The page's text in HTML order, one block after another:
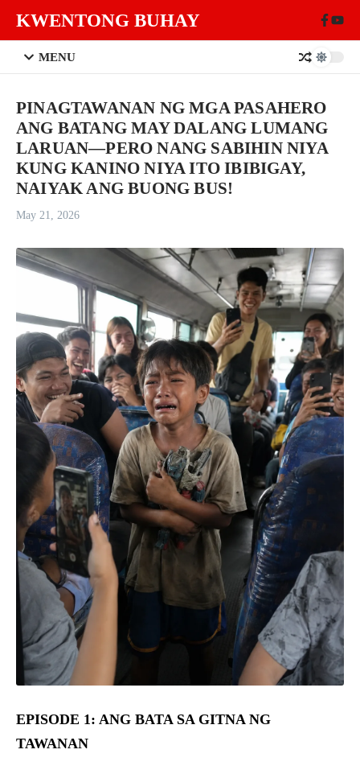
KWENTONG BUHAY
MENU
PINAGTAWANAN NG MGA PASAHERO
ANG BATANG MAY DALANG LUMANG
LARUAN—PERO NANG SABIHIN NIYA
KUNG KANINO NIYA ITO IBIBIGAY,
NAIYAK ANG BUONG BUS!
May 21, 2026
EPISODE 1: ANG BATA SA GITNA NG
TAWANAN